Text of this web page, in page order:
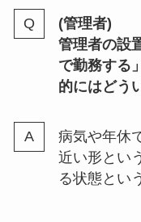
(管理者)
管理者の設
で勤務する
的にはどう
病気や年休
近い形とい
る状態とい